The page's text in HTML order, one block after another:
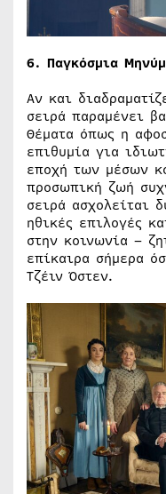
6. Παγκόσμια
Αν και
σειρά παραμένει
Θέματα όπως η
επιθυμία για
εποχή των μέσων
προσωπική ζωή
σειρά ασχολείται
ηθικές επιλογές
στην κοινωνία –
επίκαιρα σήμερα
Τζέιν Όστεν.